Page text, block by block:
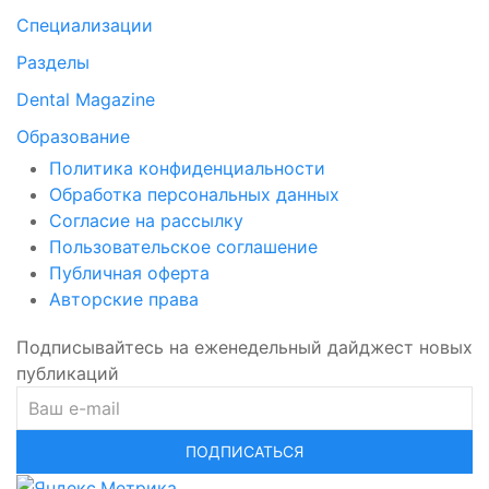
Специализации
Разделы
Dental Magazine
Образование
Политика конфиденциальности
Обработка персональных данных
Согласие на рассылку
Пользовательское соглашение
Публичная оферта
Авторские права
Подписывайтесь на еженедельный дайджест новых
публикаций
ПОДПИСАТЬСЯ